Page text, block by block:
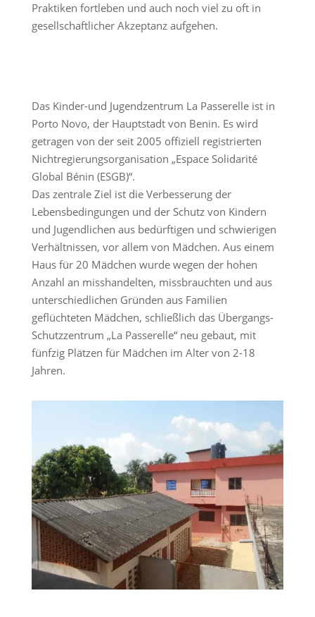
Praktiken fortleben und auch noch viel zu oft in
gesellschaftlicher Akzeptanz aufgehen.
Das Kinder-und Jugendzentrum La Passerelle ist in
Porto Novo, der Hauptstadt von Benin. Es wird
getragen von der seit 2005 offiziell registrierten
Nichtregierungsorganisation „Espace Solidarité
Global Bénin (ESGB)“.
Das zentrale Ziel ist die Verbesserung der
Lebensbedingungen und der Schutz von Kindern
und Jugendlichen aus bedürftigen und schwierigen
Verhältnissen, vor allem von Mädchen. Aus einem
Haus für 20 Mädchen wurde wegen der hohen
Anzahl an misshandelten, missbrauchten und aus
unterschiedlichen Gründen aus Familien
geflüchteten Mädchen, schließlich das Übergangs-
Schutzzentrum „La Passerelle“ neu gebaut, mit
fünfzig Plätzen für Mädchen im Alter von 2-18
Jahren.